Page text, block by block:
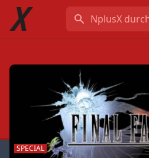
NplusX
SPECIAL